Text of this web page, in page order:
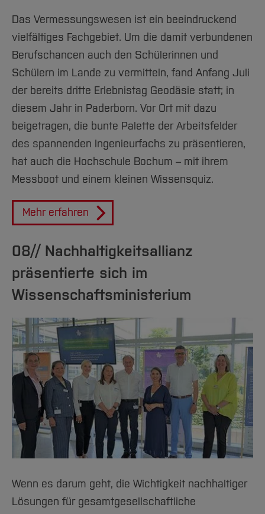
Das Vermessungswesen ist ein beeindruckend
vielfältiges Fachgebiet. Um die damit verbundenen
Berufschancen auch den Schülerinnen und
Schülern im Lande zu vermitteln, fand Anfang Juli
der bereits dritte Erlebnistag Geodäsie statt; in
diesem Jahr in Paderborn. Vor Ort mit dazu
beigetragen, die bunte Palette der Arbeitsfelder
des spannenden Ingenieurfachs zu präsentieren,
hat auch die Hochschule Bochum – mit ihrem
Messboot und einem kleinen Wissensquiz.
Mehr erfahren
08// Nachhaltigkeitsallianz
präsentierte sich im
Wissenschaftsministerium
Wenn es darum geht, die Wichtigkeit nachhaltiger
Lösungen für gesamtgesellschaftliche